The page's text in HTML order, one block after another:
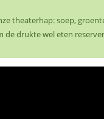
theaterhap: soep,
de drukte wel eten